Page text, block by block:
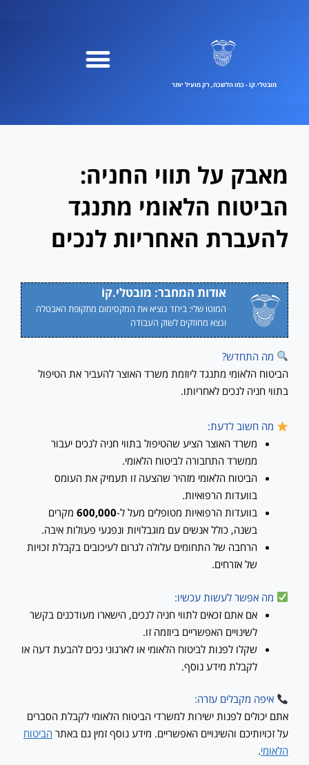
מובטלי.קוֹ - כמו הלשכה, רק מועיל יותר
מאבק על תווי החניה:
הביטוח הלאומי מתנגד
להעברת האחריות לנכים
אודות המחבר: מובטלי.קוֹ
המוטו שלי: ביחד נוציא את המקסימום מתקופת האבטלה
ונצא מחוזקים לשוק העבודה
מה התחדש?
הביטוח הלאומי מתנגד ליוזמת משרד האוצר להעביר את הטיפול
בתווי חניה לנכים לאחריותו.
מה חשוב לדעת:
משרד האוצר הציע שהטיפול בתווי חניה לנכים יעבור
ממשרד התחבורה לביטוח הלאומי.
הביטוח הלאומי מזהיר שהצעה זו תעמיק את העומס
בוועדות הרפואיות.
בוועדות הרפואיות מטופלים מעל ל-600,000 מקרים
בשנה, כולל אנשים עם מוגבלויות ונפגעי פעולות איבה.
הרחבה של התחומים עלולה לגרום לעיכובים בקבלת זכויות
של אזרחים.
מה אפשר לעשות עכשיו:
אם אתם זכאים לתווי חניה לנכים, הישארו מעודכנים בקשר
לשינויים האפשריים ביוזמה זו.
שקלו לפנות לביטוח הלאומי או לארגוני נכים להבעת דעה או
לקבלת מידע נוסף.
איפה מקבלים עזרה:
אתם יכולים לפנות ישירות למשרדי הביטוח הלאומי לקבלת הסברים
על זכויותיכם והשינויים האפשריים. מידע נוסף זמין גם באתר הביטוח
הלאומי.